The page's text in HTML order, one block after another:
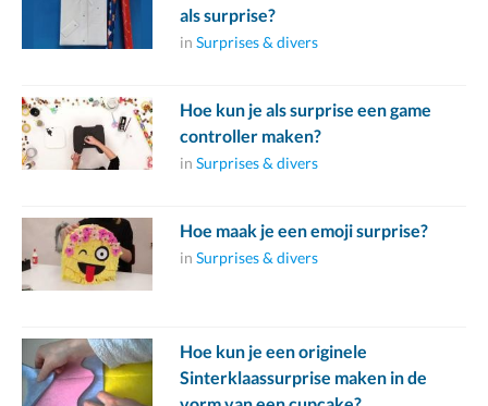
als surprise?
in Surprises & divers
Hoe kun je als surprise een game
controller maken?
in Surprises & divers
Hoe maak je een emoji surprise?
in Surprises & divers
Hoe kun je een originele
Sinterklaassurprise maken in de